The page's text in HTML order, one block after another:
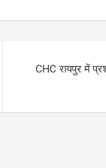
CHC रायपुर में